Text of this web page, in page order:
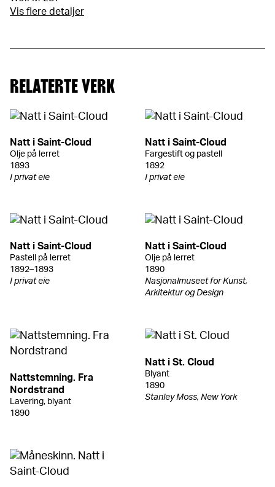
Vis flere detaljer
RELATERTE VERK
Natt i Saint-Cloud
Olje på lerret
1893
I privat eie
Natt i Saint-Cloud
Fargestift og pastell
1892
I privat eie
Natt i Saint-Cloud
Pastell på lerret
1892–1893
I privat eie
Natt i Saint-Cloud
Olje på lerret
1890
Nasjonalmuseet for Kunst,
Arkitektur og Design
Nattstemning. Fra
Nordstrand
Lavering, blyant
1890
Natt i St. Cloud
Blyant
1890
Stanley Moss, New York